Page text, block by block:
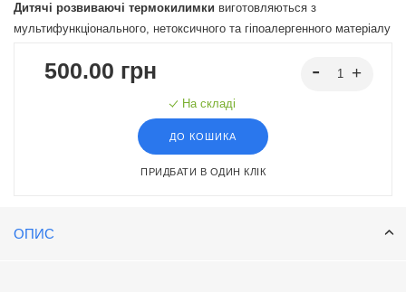
Дитячі розвиваючі термокилимки виготовляються з
мультифункціонального, нетоксичного та гіпоалергенного матеріалу
багато переваг: теплоізоляція, вологостійкість, зносостійкість,
малюка, надаючи дітям комфортну та безпечну ігрову поверхню.
500.00 грн
На складі
ДО КОШИКА
ПРИДБАТИ В ОДИН КЛІК
ОПИС